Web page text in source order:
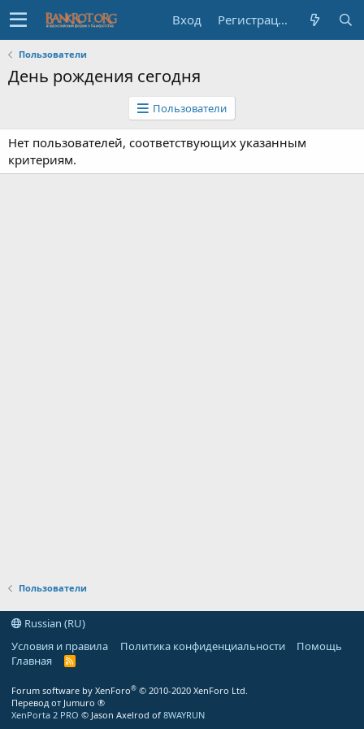
Вход Регистрация
Пользователи
День рождения сегодня
Пользователи
Нет пользователей, соответствующих указанным
критериям.
Пользователи
Russian (RU)
Условия и правила
Политика конфиденциальности
Помощь
Главная
R
Forum software by XenForo® © 2010-2020 XenForo Ltd.
Перевод от Jumuro ®
XenPorta 2 PRO © Jason Axelrod of 8WAYRUN